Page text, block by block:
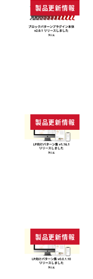
製品更新情報
製品更新情報
製品更新情報